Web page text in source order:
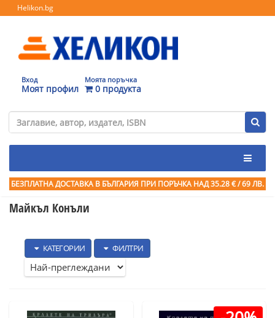
Helikon.bg
Вход
Моят профил
Моята поръчка
0 продукта
БЕЗПЛАТНА ДОСТАВКА В БЪЛГАРИЯ ПРИ ПОРЪЧКА НАД 35.28 € / 69 ЛВ.
Майкъл Конъли
КАТЕГОРИИ ФИЛТРИ